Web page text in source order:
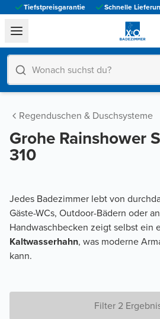
Tiefstpreisgarantie Schnelle
Regenduschen & Duschsysteme
Grohe Rainshower
310
Jedes Badezimmer lebt von
Gäste-WCs, Outdoor-Bädern oder
Handwaschbecken zeigt selbst ein
Kaltwasserhahn, was moderne
kann.
Filter 2